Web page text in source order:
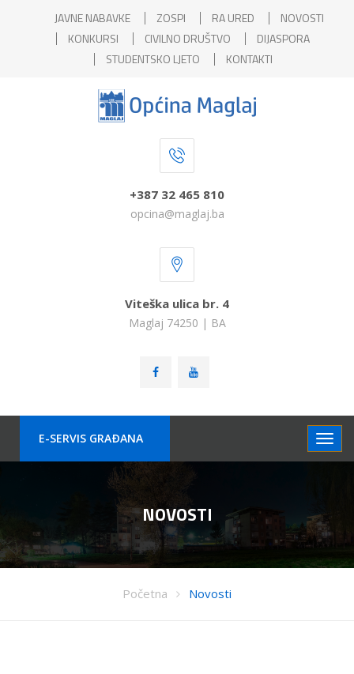
JAVNE NABAVKE ZOSPI RA URED
NOVOSTI
KONKURSI
CIVILNO DRUŠTVO
DIJASPORA
STUDENTSKO LJETO
KONTAKTI
+387 32 465 810
opcina@maglaj.ba
Viteška ulica br. 4
Maglaj 74250 | BA
E-SERVIS GRAÐANA
NOVOSTI
Početna Novosti